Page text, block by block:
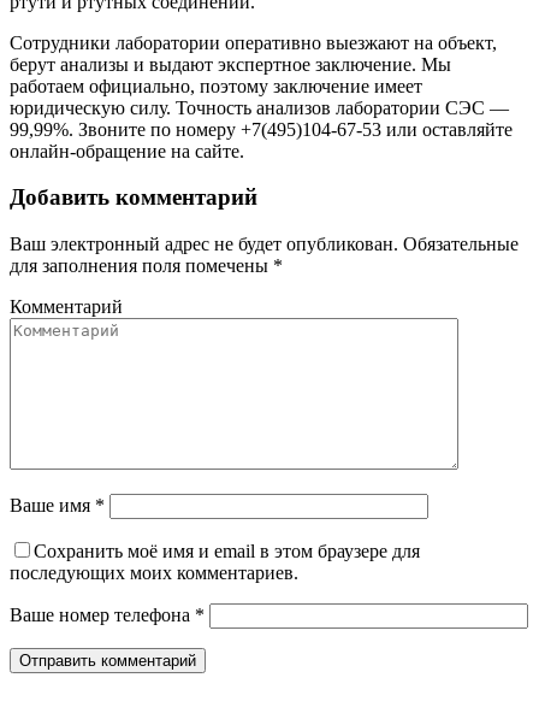
Сотрудники лаборатории оперативно выезжают на объект,
берут анализы и выдают экспертное заключение. Мы
работаем официально, поэтому заключение имеет
юридическую силу. Точность анализов лаборатории СЭС —
99,99%. Звоните по номеру +7(495)104-67-53 или оставляйте
онлайн-обращение на сайте.
Добавить комментарий
Ваш электронный адрес не будет опубликован. Обязательные
для заполнения поля помечены *
Комментарий
Ваше имя *
Сохранить моё имя и email в этом браузере для
последующих моих комментариев.
Ваше номер телефона *